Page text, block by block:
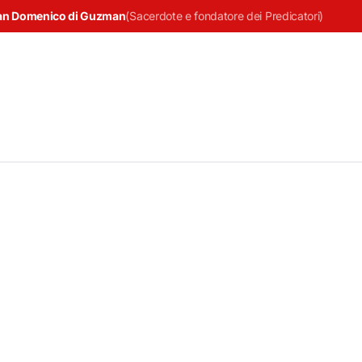
Domenico di Guzman(Sacerdote e fondatore dei Predicatori)